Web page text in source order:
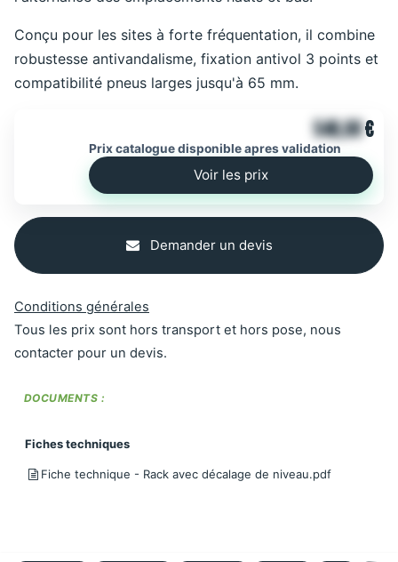
Conçu pour les sites à forte fréquentation, il combine
robustesse antivandalisme, fixation antivol 3 points et
compatibilité pneus larges jusqu'à 65 mm.
546,00€
Prix catalogue disponible apres validation
Voir les prix
Demander un devis
Conditions générales
Tous les prix sont hors transport et hors pose, nous
contacter pour un devis.
DOCUMENTS :
Fiches techniques
Fiche technique - Rack avec décalage de niveau.pdf